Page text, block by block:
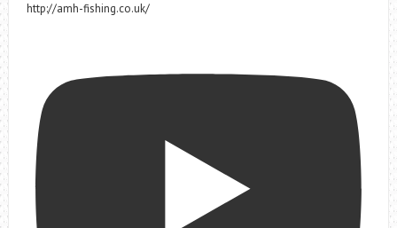
http://amh-fishing.co.uk/